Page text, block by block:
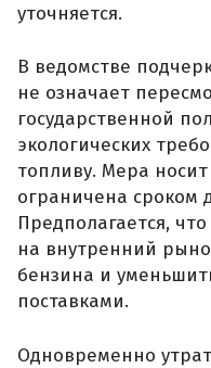
уточняется.
В ведомстве
не означает
государственной
экологических
топливу. Мера
ограничена сроком
Предполагается,
на внутренний
бензина и
поставками.
Одновременно